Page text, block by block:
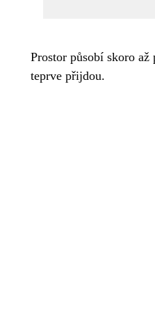
Prostor působí skoro až
teprve přijdou.